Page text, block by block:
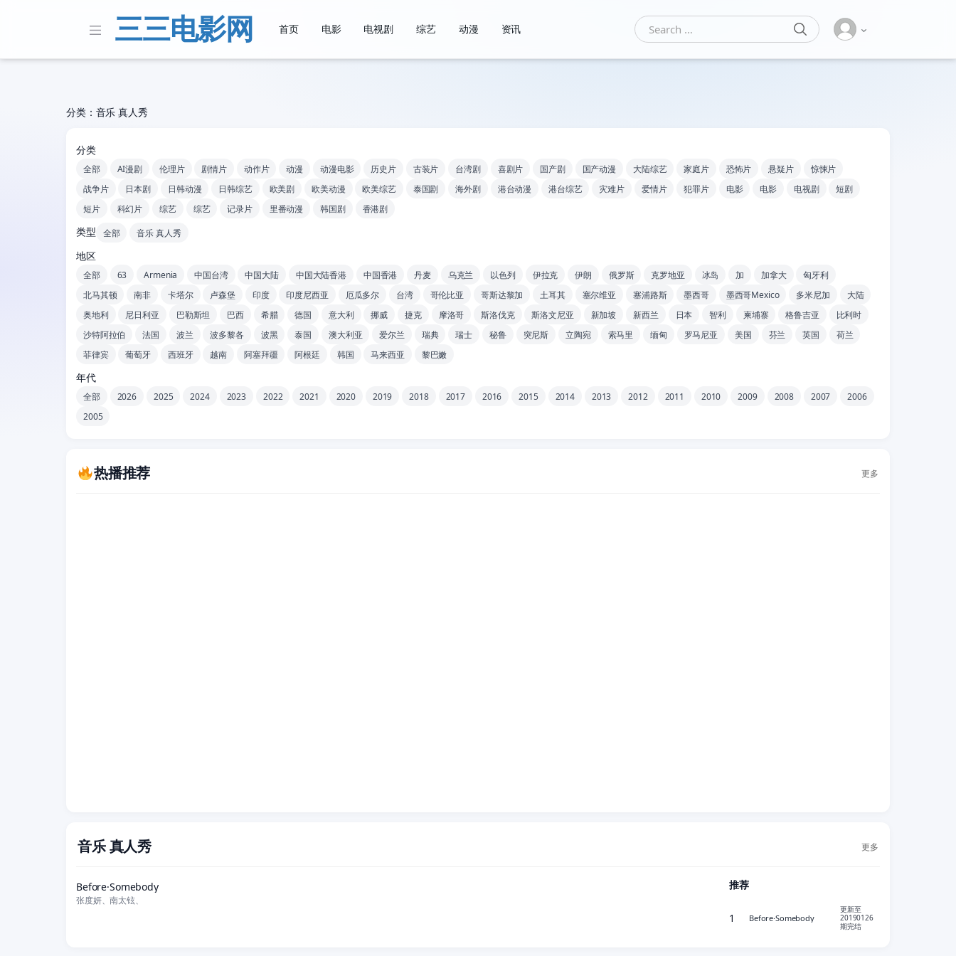
三三电影网 首页 电影 电视剧 综艺 动漫 资讯
Search for:
SEARCH
分类：音乐 真人秀
分类
全部 AI漫剧 伦理片 剧情片 动作片 动漫 动漫电影 历史片 古装片 台湾剧 喜剧片 国产剧 国产动漫 大陆综艺 家庭片 恐怖片 悬疑片
惊悚片
战争片
日本剧 日韩动漫 日韩综艺 欧美剧 欧美动漫 欧美综艺 泰国剧 海外剧 港台动漫 港台综艺 灾难片 爱情片 犯罪片 电影 电影 电视剧
短剧
短片
科幻片 综艺 综艺 记录片 里番动漫 韩国剧 香港剧
类型 全部 音乐 真人秀
地区
全部 63 Armenia 中国台湾 中国大陆 中国大陆香港 中国香港 丹麦 乌克兰 以色列 伊拉克 伊朗 俄罗斯 克罗地亚 冰岛 加 加拿大
匈牙利
北马其顿
南非 卡塔尔 卢森堡 印度 印度尼西亚 厄瓜多尔 台湾 哥伦比亚 哥斯达黎加 土耳其 塞尔维亚 塞浦路斯 墨西哥 墨西哥Mexico 多米尼加
大陆
奥地利
尼日利亚 巴勒斯坦 巴西 希腊 德国 意大利 挪威 捷克 摩洛哥 斯洛伐克 斯洛文尼亚 新加坡 新西兰 日本 智利 柬埔寨 格鲁吉亚
比利时
沙特阿拉伯
法国 波兰 波多黎各 波黑 泰国 澳大利亚 爱尔兰 瑞典 瑞士 秘鲁 突尼斯 立陶宛 索马里 缅甸 罗马尼亚 美国 芬兰 英国
荷兰
菲律宾
葡萄牙 西班牙 越南 阿塞拜疆 阿根廷 韩国 马来西亚 黎巴嫩
年代
全部 2026 2025 2024 2023 2022 2021 2020 2019 2018 2017 2016 2015 2014 2013 2012 2011 2010 2009 2008 2007
2006
2005
热播推荐 更多
音乐 真人秀
更多
Before·Somebody
张度妍、南太铉、
推荐
1 Before·Somebody
更新至
20190126
期完结